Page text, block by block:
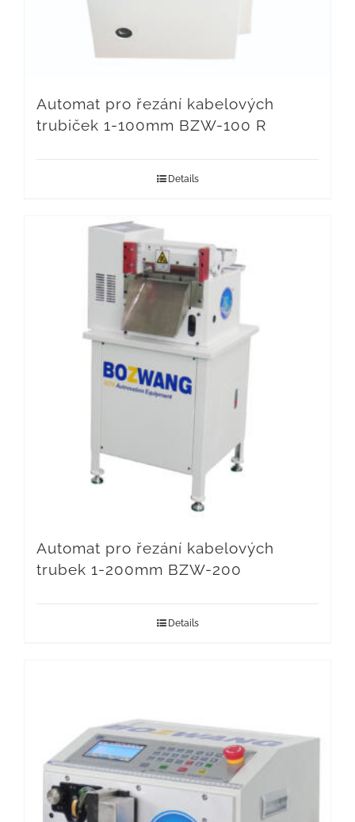
Automat pro řezání kabelových
trubiček 1-100mm BZW-100 R
Details
Automat pro řezání kabelových
trubek 1-200mm BZW-200
Details